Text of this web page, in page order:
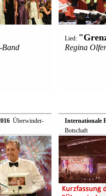
Band
Lied:
Regina
 Überwinder-
Internationale
Botschaft